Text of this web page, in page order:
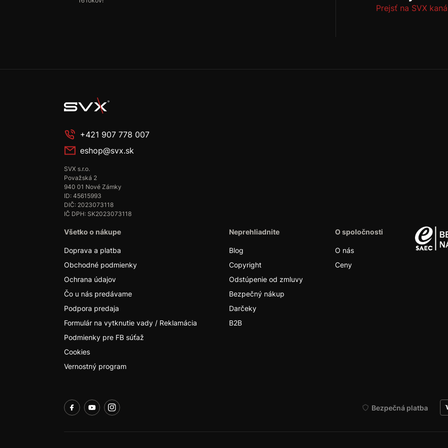
Prejsť na SVX
+421 907 778 007
eshop@svx.sk
SVX s.r.o.
Považská 2
940 01 Nové Zámky
ID: 45615993
DIČ: 2023073118
IČ DPH: SK2023073118
Všetko o nákupe
Doprava a platba
Obchodné podmienky
Ochrana údajov
Čo u nás predávame
Podpora predaja
Formulár na vytknutie vady / Reklamácia
Podmienky pre FB súťaž
Cookies
Vernostný program
Neprehliadnite
Blog
Copyright
Odstúpenie od zmluvy
Bezpečný nákup
Darčeky
B2B
O spoločnosti
O nás
Ceny
Bezpečná platba